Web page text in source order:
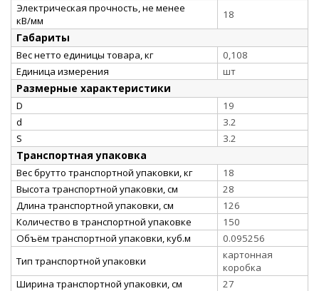
Электрическая прочность, не менее
кВ/мм
18
Габариты
Вес нетто единицы товара, кг
0,108
Единица измерения
шт
Размерные характеристики
D
19
d
3.2
S
3.2
Транспортная упаковка
Вес брутто транспортной упаковки, кг
18
Высота транспортной упаковки, см
28
Длина транспортной упаковки, см
126
Количество в транспортной упаковке
150
Объём транспортной упаковки, куб.м
0.095256
Тип транспортной упаковки
картонная
коробка
Ширина транспортной упаковки, см
27